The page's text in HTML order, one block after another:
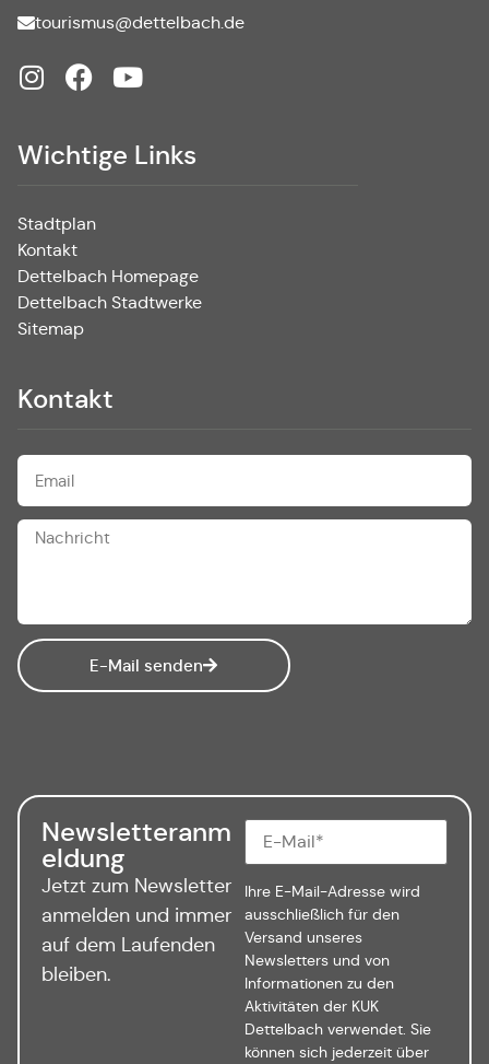
tourismus@dettelbach.de
Wichtige Links
Stadtplan
Kontakt
Dettelbach Homepage
Dettelbach Stadtwerke
Sitemap
Kontakt
E-Mail senden
Newsletteranm
eldung
Jetzt zum Newsletter
anmelden und immer
auf dem Laufenden
bleiben.
Ihre E-Mail-Adresse wird
ausschließlich für den
Versand unseres
Newsletters und von
Informationen zu den
Aktivitäten der KUK
Dettelbach verwendet. Sie
können sich jederzeit über